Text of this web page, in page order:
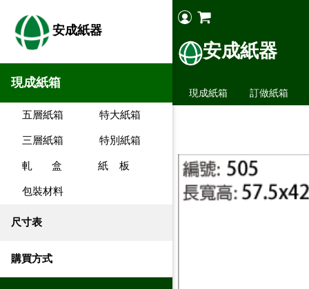
安成紙器
現成紙箱
五層紙箱 特大紙箱
三層紙箱 特別紙箱
軋 盒 紙 板
包裝材料
尺寸表
購買方式
安成紙器
現成紙箱 訂做紙箱